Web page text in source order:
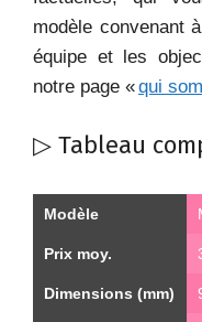
modèle convenant
équipe et les
notre page «qui
▷ Tableau
Modèle
Prix moy.
Dimensions (mm)